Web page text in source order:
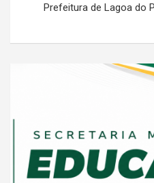
Prefeitura de Lagoa do